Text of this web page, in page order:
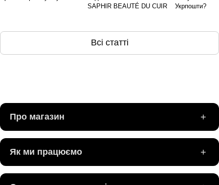
SAPHIR BEAUTÉ DU CUIR
Укрпошти?
Всі статті
Про магазин +
Як ми працюємо +